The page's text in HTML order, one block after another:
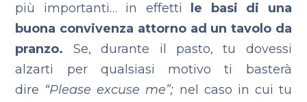
più importanti… in effetti
le basi di una
buona convivenza attorno ad un tavolo da
pranzo. Se, durante il pasto, tu dovessi
alzarti per qualsiasi motivo ti basterà
dire “Please excuse me”; nel caso in cui tu